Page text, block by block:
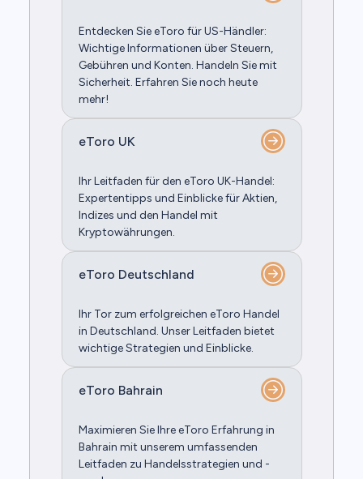
Entdecken Sie eToro für US-Händler:
Wichtige Informationen über Steuern,
Gebühren und Konten. Handeln Sie mit
Sicherheit. Erfahren Sie noch heute
mehr!
eToro UK
Ihr Leitfaden für den eToro UK-Handel:
Expertentipps und Einblicke für Aktien,
Indizes und den Handel mit
Kryptowährungen.
eToro Deutschland
Ihr Tor zum erfolgreichen eToro Handel
in Deutschland. Unser Leitfaden bietet
wichtige Strategien und Einblicke.
eToro Bahrain
Maximieren Sie Ihre eToro Erfahrung in
Bahrain mit unserem umfassenden
Leitfaden zu Handelsstrategien und -